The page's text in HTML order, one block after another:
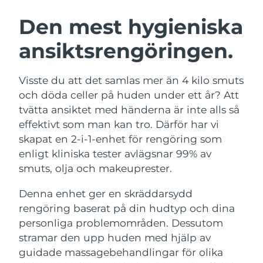
Den mest hygieniska
ansiktsrengöringen.
Visste du att det samlas mer än 4 kilo smuts
och döda celler på huden under ett år? Att
tvätta ansiktet med händerna är inte alls så
effektivt som man kan tro. Därför har vi
skapat en 2-i-1-enhet för rengöring som
enligt kliniska tester avlägsnar 99% av
smuts, olja och makeuprester.
Denna enhet ger en skräddarsydd
rengöring baserat på din hudtyp och dina
personliga problemområden. Dessutom
stramar den upp huden med hjälp av
guidade massagebehandlingar för olika
LUNA™ 4-paket
Anti-aging massage
LUNA™ 4 Plus
Massage, LED heating
LUNA™ 4 Men
For men, anti-aging massage
BEAR™ 2-paket
Microcurrent toning
BEAR™ 2 go
Microcurrent toning on-the-go
BEAR™ 2 eyes & lips
Microcurrent line smoothing device
Återfuktning
UFO™ 3-paket
Deep facial hydration
UFO™ 3 LED
Near-infrared and red light therapy
device
Munvård
issa™ 4
Hybrid silicone sonic toothbrush
issa™ 4 plus
Smart hybrid silicone sonic toothbrush
FAQ™ ANTI-AGING-BEHANDLING
Anti-aging LED-behandlingar
NEW
Australien Förväntad leverans 12/08/2026
Österrike
Förväntad leverans
09/08/2026
Bahrain Förväntad leverans10/08/2026
Belgien
Förväntad leverans
09/08/2026
Bermuda Förväntad leverans
Bosnien och
Hercegovina
Brunei Förväntad leverans14/08/2026
Bulgarien
Förväntad leverans
09/08/2026